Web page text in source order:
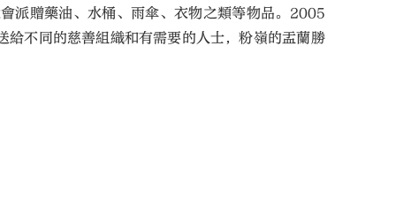
派贈藥油、水桶、雨傘、衣物之類等物品。2005
不同的慈善組織和有需要的人士，粉嶺的盂蘭勝